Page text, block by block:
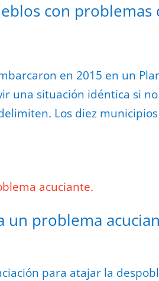
con problemas
en 2015 en un
una situación idéntica si
Los diez
un problema
para atajar la